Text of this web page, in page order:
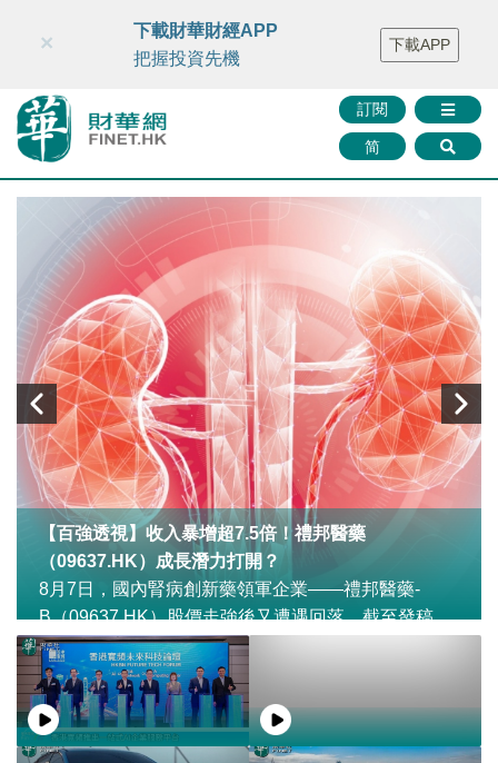
財華智庫網 FINTV FINMETA 財華證券 媒體矩陣
智庫沙龍
聯絡我們
訂閱
简
×
下載財華財經APP
把握投資先機
下載APP
【百強透視】收入暴增超7.5倍！禮邦醫藥
（09637.HK）成長潛力打開？
8月7日，國內腎病創新藥領軍企業——禮邦醫藥-
B（09637.HK）股價走強後又遭遇回落，截至發稿，
微跌0.55%，報32.50港元/股。